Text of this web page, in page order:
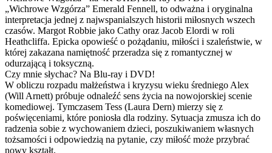
„Wichrowe Wzgórza” Emerald Fennell, to odważna i oryginalna
interpretacja jednej z najwspanialszych historii miłosnych wszech
czasów. Margot Robbie jako Cathy oraz Jacob Elordi w roli
Heathcliffa. Epicka opowieść o pożądaniu, miłości i szaleństwie, w
której zakazana namiętność przeradza się z romantycznej w
odurzającą i toksyczną.
Czy mnie słychac? Na Blu-ray i DVD!
W obliczu rozpadu małżeństwa i kryzysu wieku średniego Alex
(Will Arnett) próbuje odnaleźć sens życia na nowojorskiej scenie
komediowej. Tymczasem Tess (Laura Dern) mierzy się z
poświęceniami, które poniosła dla rodziny. Sytuacja zmusza ich do
radzenia sobie z wychowaniem dzieci, poszukiwaniem własnych
tożsamości i odpowiedzią na pytanie, czy miłość może przybrać
nowy kształt.